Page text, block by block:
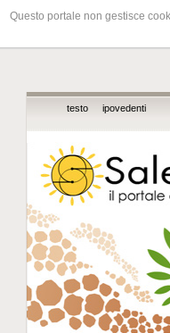
Questo portale non gestisce
testo ipovedenti